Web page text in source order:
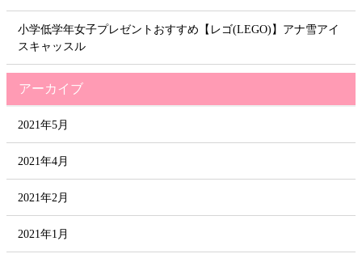
小学低学年女子プレゼントおすすめ【レゴ(LEGO)】アナ雪アイ
スキャッスル
アーカイブ
2021年5月
2021年4月
2021年2月
2021年1月